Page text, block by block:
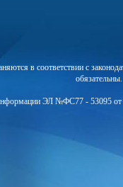
в соответствии с
информации ЭЛ №ФС77 - 53095